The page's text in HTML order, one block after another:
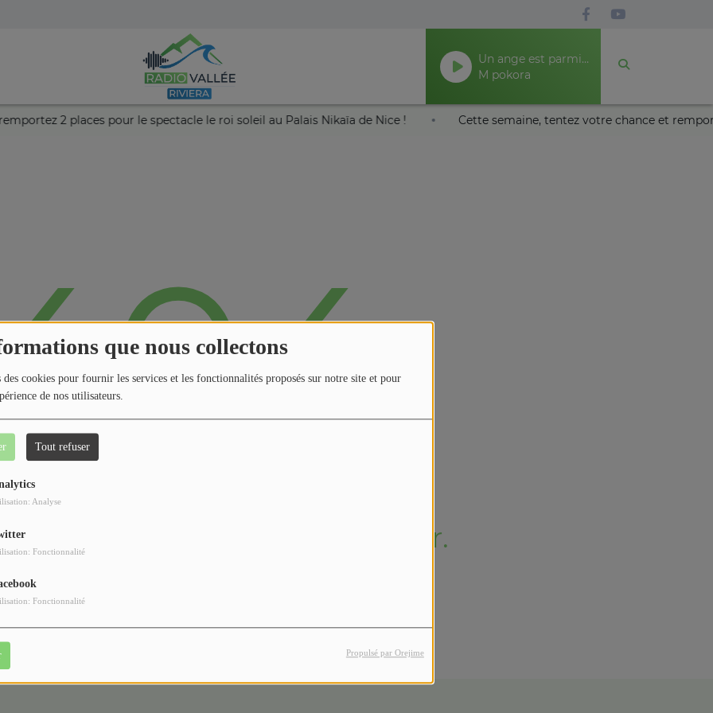
que nous collectons
cookies pour fournir les services et les fonctionnalités proposés sur notre site et pour
de nos utilisateurs.
Tout refuser
Analyse
Fonctionnalité
Fonctionnalité
Propulsé par Orejime
Un ange est parmi les hommes
M pokora
et remportez 2 places pour le spectacle le roi soleil au Palais Nikaïa de Nice ! Cette semaine, tentez votre chance et
avez rencontré une erreur.